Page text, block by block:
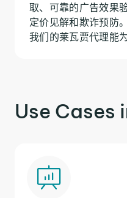
取、可靠的广告效果
定价见解和欺诈预防
我们的莱瓦贾代理能
Use Cases